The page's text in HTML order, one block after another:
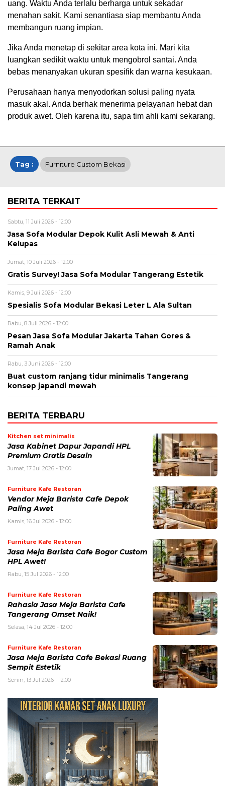
uang. Waktu Anda terlalu berharga untuk sekadar
menahan sakit. Kami senantiasa siap membantu Anda
membangun ruang impian.
Jika Anda menetap di sekitar area kota ini. Mari kita
luangkan sedikit waktu untuk mengobrol santai. Anda
bebas menanyakan ukuran spesifik dan warna kesukaan.
Perusahaan hanya menyodorkan solusi paling nyata
masuk akal. Anda berhak menerima pelayanan hebat dan
produk awet. Oleh karena itu, sapa tim ahli kami sekarang.
Tag : Furniture Custom Bekasi
BERITA TERKAIT
Sabtu, 11 Juli 2026 - 12:00
Jasa Sofa Modular Depok Kulit Asli Mewah & Anti
Kelupas
Jumat, 10 Juli 2026 - 12:00
Gratis Survey! Jasa Sofa Modular Tangerang Estetik
Kamis, 9 Juli 2026 - 12:00
Spesialis Sofa Modular Bekasi Leter L Ala Sultan
Rabu, 8 Juli 2026 - 12:00
Pesan Jasa Sofa Modular Jakarta Tahan Gores &
Ramah Anak
Rabu, 3 Juni 2026 - 12:00
Buat custom ranjang tidur minimalis Tangerang
konsep japandi mewah
BERITA TERBARU
Kitchen set minimalis
Jasa Kabinet Dapur Japandi HPL
Premium Gratis Desain
Jumat, 17 Jul 2026 - 12:00
Furniture Kafe Restoran
Vendor Meja Barista Cafe Depok
Paling Awet
Kamis, 16 Jul 2026 - 12:00
Furniture Kafe Restoran
Jasa Meja Barista Cafe Bogor Custom
HPL Awet!
Rabu, 15 Jul 2026 - 12:00
Furniture Kafe Restoran
Rahasia Jasa Meja Barista Cafe
Tangerang Omset Naik!
Selasa, 14 Jul 2026 - 12:00
Furniture Kafe Restoran
Jasa Meja Barista Cafe Bekasi Ruang
Sempit Estetik
Senin, 13 Jul 2026 - 12:00